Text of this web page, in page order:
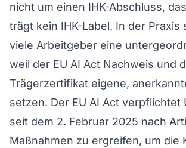
nicht um einen IHK-Abschluss,
trägt kein IHK-Label. In der Praxis
viele Arbeitgeber eine
weil der EU AI Act Nachweis und
Trägerzertifikat eigene,
setzen. Der EU AI Act verpflichtet
seit dem 2. Februar 2025 nach
Maßnahmen zu ergreifen, um die